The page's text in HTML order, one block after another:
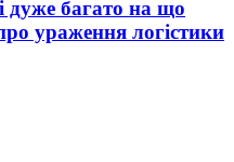
дуже багато на що
ураження логістики